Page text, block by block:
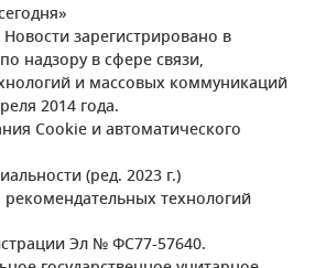
зарегистрировано в
надзору в сфере связи,
и массовых коммуникаций
2014 года.
Cookie и автоматического
(ред. 2023 г.)
технологий
Эл № ФС77-57640.